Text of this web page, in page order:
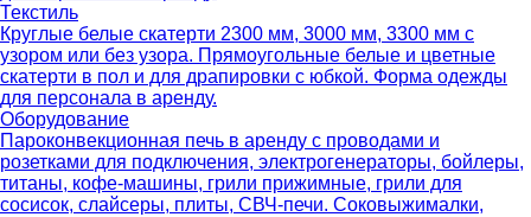
Текстиль
Круглые белые скатерти 2300 мм, 3000 мм, 3300 мм с
узором или без узора. Прямоугольные белые и цветные
скатерти в пол и для драпировки с юбкой. Форма одежды
для персонала в аренду.
Оборудование
Пароконвекционная печь в аренду с проводами и
розетками для подключения, электрогенераторы, бойлеры,
титаны, кофе-машины, грили прижимные, грили для
сосисок, слайсеры, плиты, СВЧ-печи. Соковыжималки,